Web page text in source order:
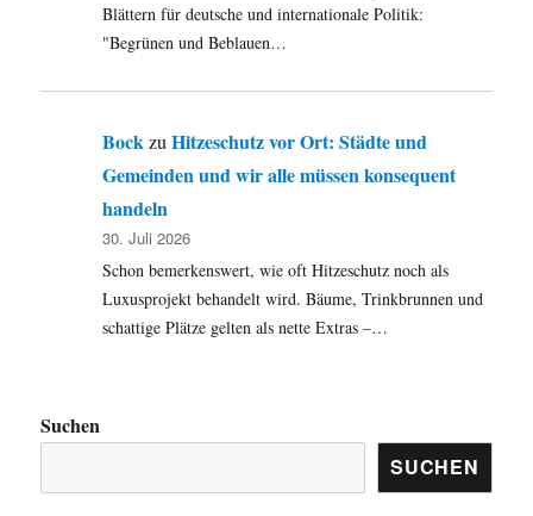
Blättern für deutsche und internationale Politik:
"Begrünen und Beblauen…
Bock zuHitzeschutz vor Ort: Städte und
Gemeinden und wir alle müssen konsequent
handeln
30. Juli 2026
Schon bemerkenswert, wie oft Hitzeschutz noch als
Luxusprojekt behandelt wird. Bäume, Trinkbrunnen und
schattige Plätze gelten als nette Extras –…
Suchen
SUCHEN